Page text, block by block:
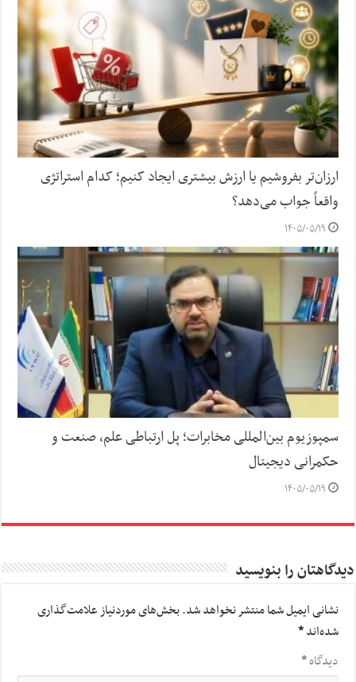
ارزان‌تر بفروشیم یا ارزش بیشتری ایجاد کنیم؛ کدام استراتژی
واقعاً جواب می‌دهد؟
۱۴۰۵/۰۵/۱۹
سمپوزیوم بین‌المللی مخابرات؛ پل ارتباطی علم، صنعت و
حکمرانی دیجیتال
۱۴۰۵/۰۵/۱۹
دیدگاهتان را بنویسید
نشانی ایمیل شما منتشر نخواهد شد.بخش‌های موردنیاز علامت‌گذاری
شده‌اند*
دیدگاه*